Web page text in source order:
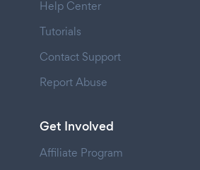
Help Center
Tutorials
Contact Support
Report Abuse
Get Involved
Affiliate Program